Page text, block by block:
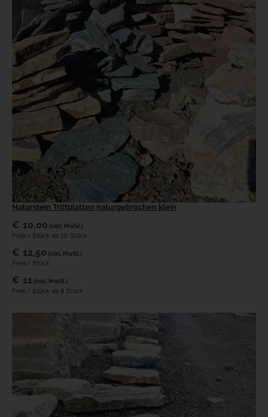
Naturstein Trittplatten naturgebrochen klein
€ 10,00 (inkl. MwSt.)
Preis / Stück ab 20 Stück
€ 12,50 (inkl. MwSt.)
Preis / Stück
€ 11 (inkl. MwSt.)
Preis / Stück ab 8 Stück